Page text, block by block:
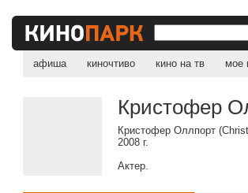
афиша киночтиво кино на тв мое
Кристофер
Кристофер Оллпорт
2008 г.
Актер.